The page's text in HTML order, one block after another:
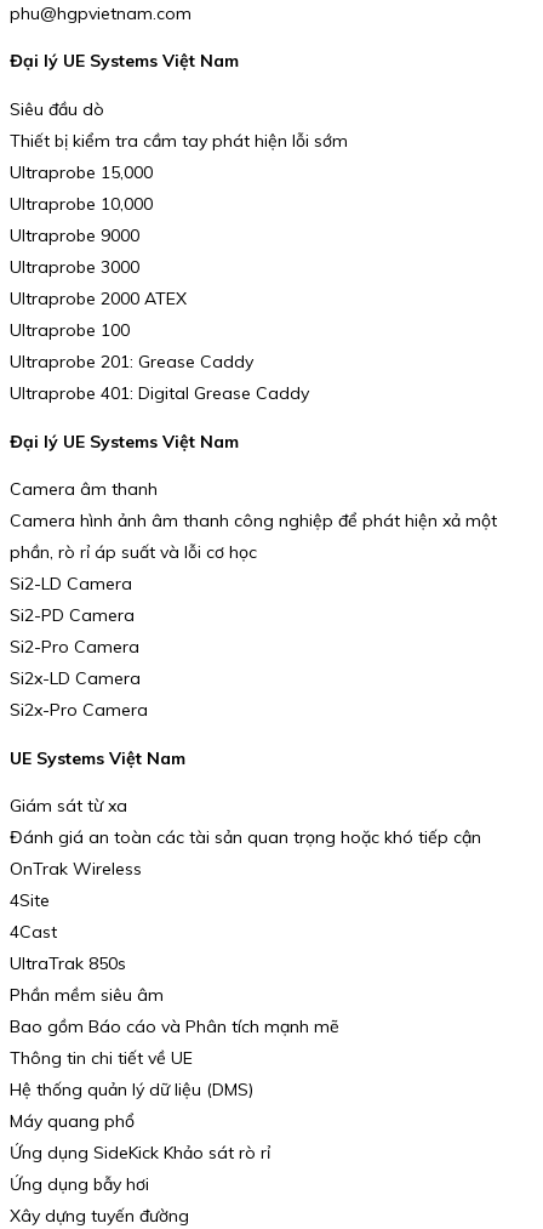
phu@hgpvietnam.com
Đại lý UE Systems Việt Nam
Siêu đầu dò
Thiết bị kiểm tra cầm tay phát hiện lỗi sớm
Ultraprobe 15,000
Ultraprobe 10,000
Ultraprobe 9000
Ultraprobe 3000
Ultraprobe 2000 ATEX
Ultraprobe 100
Ultraprobe 201: Grease Caddy
Ultraprobe 401: Digital Grease Caddy
Đại lý UE Systems Việt Nam
Camera âm thanh
Camera hình ảnh âm thanh công nghiệp để phát hiện xả một
phần, rò rỉ áp suất và lỗi cơ học
Si2-LD Camera
Si2-PD Camera
Si2-Pro Camera
Si2x-LD Camera
Si2x-Pro Camera
UE Systems Việt Nam
Giám sát từ xa
Đánh giá an toàn các tài sản quan trọng hoặc khó tiếp cận
OnTrak Wireless
4Site
4Cast
UltraTrak 850s
Phần mềm siêu âm
Bao gồm Báo cáo và Phân tích mạnh mẽ
Thông tin chi tiết về UE
Hệ thống quản lý dữ liệu (DMS)
Máy quang phổ
Ứng dụng SideKick Khảo sát rò rỉ
Ứng dụng bẫy hơi
Xây dựng tuyến đường